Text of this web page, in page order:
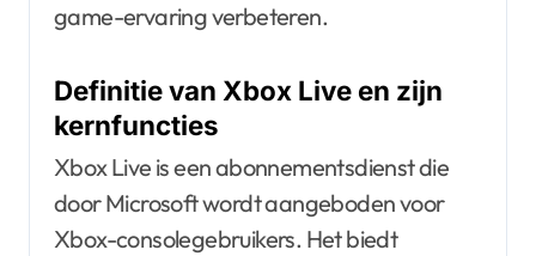
game-ervaring verbeteren.
Definitie van Xbox Live en zijn
kernfuncties
Xbox Live is een abonnementsdienst die
door Microsoft wordt aangeboden voor
Xbox-consolegebruikers. Het biedt